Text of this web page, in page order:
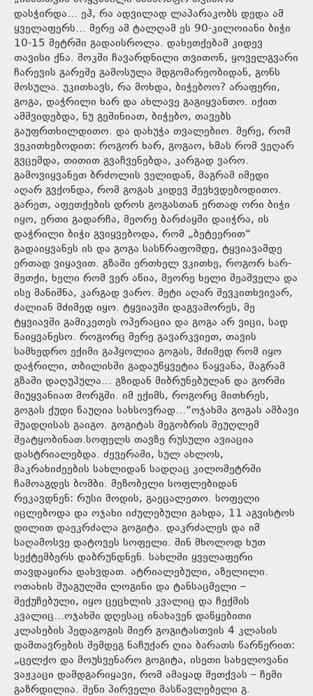
დასჭირდა… ეჰ, რა ადვილად ლაპარაკობს დედა ამ
ყველაფერს… მერე ამ ტალღამ ეს 90-კილოიანი ბიჭი
10-15 მეტრში გადაისროლა. დახეთქებამ კიდევ
თავისი ქნა. შოკში ჩავარდნილი თვითონ, ყოველგვარი
ჩარევის გარეშე გამოსულა მდგომარეობიდან, გონს
მოსულა. უკითხავს, რა მოხდა, ბიჭებოო? არაფერი,
გოგა, დაჭრილი ხარ და ახლავე გაგიყვანთო. იქით
ამშვიდებდა, ნუ გეშინიათ, ბიჭებო, თავებს
გაუფრთხილდითო. და დახუჭა თვალებიო. მერე, რომ
ვეკითხებოდით: როგორ ხარ, გოგაო, ხმას რომ ვეღარ
გვცემდა, თითით გვაჩვენებდა, კარგად ვარო.
გამოვიყვანეთ ბრძოლის ველიდან, მაგრამ იმედი
აღარ გვქონდა, რომ გოგას კიდევ შევხვდებოდითო.
გარეთ, აფეთქების დროს გოგასთან ერთად ორი ბიჭი
იყო, ერთი გადარჩა, მეორე ბარძაყში დაიჭრა, ის
დაჭრილი ბიჭი გვიყვებოდა, რომ „ბეტეერით“
გადაიყვანეს ის და გოგა სასწრაფომდე, ტყვიავამდე
ერთად ვიყავით. გზაში ერთხელ ვკითხე, როგორ ხარ-
მეთქი, ხელი რომ ვერ აწია, მეორე ხელი შეაშველა და
ისე მანიშნა, კარგად ვარო. მეტი აღარ შევკითხვივარ,
ძალიან მძიმედ იყო. ტყვიავში დაგვაშორეს, მე
ტყვიავში გამიკეთეს ოპერაცია და გოგა არ ვიცი, სად
წაიყვანესო. როგორც მერე გავარკვიეთ, თავის
სამხედრო ექიმი გაჰყოლია გოგას, მძიმედ რომ იყო
დაჭრილი, თბილისში გადაუწყვეტია წაყვანა, მაგრამ
გზაში დაღუპულა… გზიდან მიბრუნებულან და გორში
მიუყვანიათ მორგში. იმ ექიმს, როგორც მითხრეს,
გოგას ქუდი წაუღია სახსოვრად…“ოჯახმა გოგას ამბავი
შუადღისას გაიგო. გოგიტას მეგობრის მეუღლემ
შეატყობინათ.სოფელს თავზე რუსული ავიაცია
დასტრიალებდა. ძევერაში, სულ ახლოს,
მაკრახიძეების სახლიდან სადღაც კილომეტრში
ჩამოაგდეს ბომბი. მეზობელი სოფლებიდან
რეკავდნენ: რუსი მოდის, გაეცალეთო. სოფელი
იცლებოდა და ოჯახი იძულებული გახდა, 11 აგვისტოს
დილით დაეკრძალა გოგიტა. დაკრძალეს და იმ
საღამოსვე დატოვეს სოფელი. შინ მხოლოდ ხუთ
სექტემბერს დაბრუნდნენ. სახლში ყველაფერი
თავდაყირა დახვდათ. ატრიალებული, აზელილი.
ოთახის შუაგულში ლოგინი და ტანსაცმელი –
შექუჩებული, იყო ცეცხლის კვალიც და ჩექმის
კვალიც…ოჯახში დღესაც ინახავენ დაწყებითი
კლასების პედაგოგის მიერ გოგიტასთვის 4 კლასის
დამთავრების შემდეგ ნაჩუქარ ღია ბარათს წარწერით:
„ცელქო და მოუსვენარო გოგიტა, ისეთი სახელოვანი
ვაჟკაცი დამდგარიყავი, რომ ამაყად მეთქვას – ჩემი
გაზრდილია. შენი პირველი მასწავლებელი გ.